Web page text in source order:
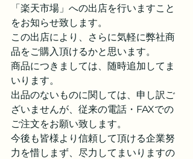
「楽天市場」への出店を行いますこと
をお知らせ致します。
この出店により、さらに気軽に弊社商
品をご購入頂けるかと思います。
商品につきましては、随時追加してま
いります。
出品のないものに関しては、申し訳ご
ざいませんが、従来の電話・FAXでの
ご注文をお願い致します。
今後も皆様より信頼して頂ける企業努
力を惜しまず、尽力してまいりますの